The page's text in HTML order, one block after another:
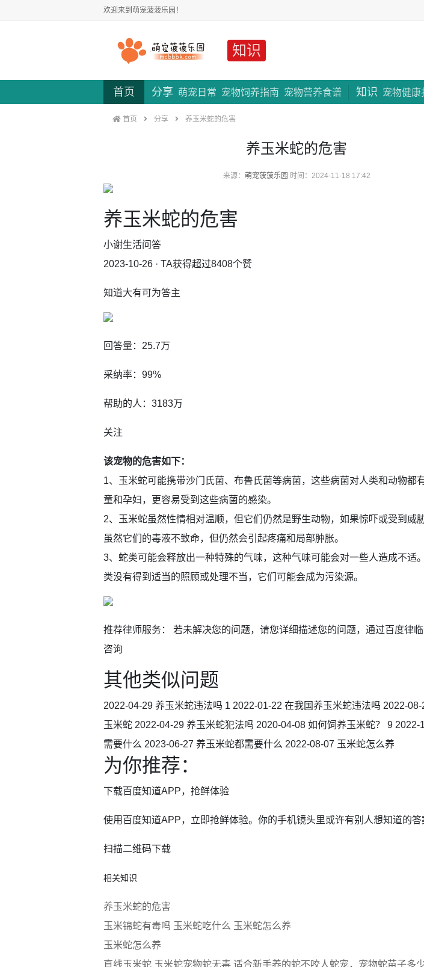
欢迎来到萌宠菠菠乐园！
知识
首页 分享 萌宠日常 宠物饲养指南 宠物营养食谱 知识 宠物健康
首页 分享 养玉米蛇的危害
养玉米蛇的危害
来源： 萌宠菠菠乐园 时间：2024-11-18 17:42
养玉米蛇的危害
小谢生活问答
2023-10-26 · TA获得超过8408个赞
知道大有可为答主
回答量：25.7万
采纳率：99%
帮助的人：3183万
关注
该宠物的危害如下：
1、玉米蛇可能携带沙门氏菌、布鲁氏菌等病菌，这些病菌对人类和动物都
童和孕妇，更容易受到这些病菌的感染。
2、玉米蛇虽然性情相对温顺，但它们仍然是野生动物，如果惊吓或受到威
虽然它们的毒液不致命，但仍然会引起疼痛和局部肿胀。
3、蛇类可能会释放出一种特殊的气味，这种气味可能会对一些人造成不适
类没有得到适当的照顾或处理不当，它们可能会成为污染源。
推荐律师服务： 若未解决您的问题，请您详细描述您的问题，通过百度律
咨询
其他类似问题
2022-04-29 养玉米蛇违法吗 1 2022-01-22 在我国养玉米蛇违法吗 2022-
玉米蛇 2022-04-29 养玉米蛇犯法吗 2020-04-08 如何饲养玉米蛇？ 9 2022-
需要什么 2023-06-27 养玉米蛇都需要什么 2022-08-07 玉米蛇怎么养
为你推荐：
下载百度知道APP，抢鲜体验
使用百度知道APP，立即抢鲜体验。你的手机镜头里或许有别人想知道的答
扫描二维码下载
相关知识
养玉米蛇的危害
玉米锦蛇有毒吗 玉米蛇吃什么 玉米蛇怎么养
玉米蛇怎么养
直线玉米蛇 玉米蛇宠物蛇无毒 适合新手养的蛇不咬人蛇宠，宠物蛇苗子多